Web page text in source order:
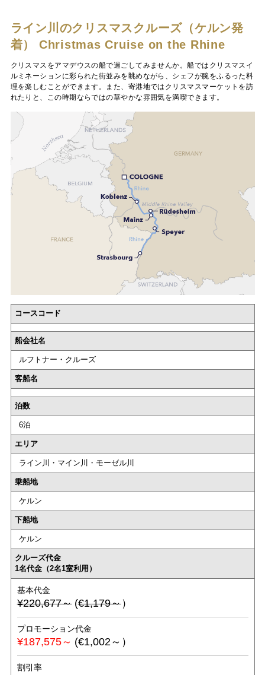
ライン川のクリスマスクルーズ（ケルン発
着） Christmas Cruise on the Rhine
クリスマスをアマデウスの船で過ごしてみませんか。船ではクリスマスイ
ルミネーションに彩られた街並みを眺めながら、シェフが腕をふるった料
理を楽しむことができます。また、寄港地ではクリスマスマーケットを訪
れたりと、この時期ならではの華やかな雰囲気を満喫できます。
コースコード
船会社名
ルフトナー・クルーズ
客船名
泊数
6泊
エリア
ライン川・マイン川・モーゼル川
乗船地
ケルン
下船地
ケルン
クルーズ代金
1名代金（2名1室利用）
基本代金
¥220,677～ (€1,179～）
プロモーション代金
¥187,575～ (€1,002～）
割引率